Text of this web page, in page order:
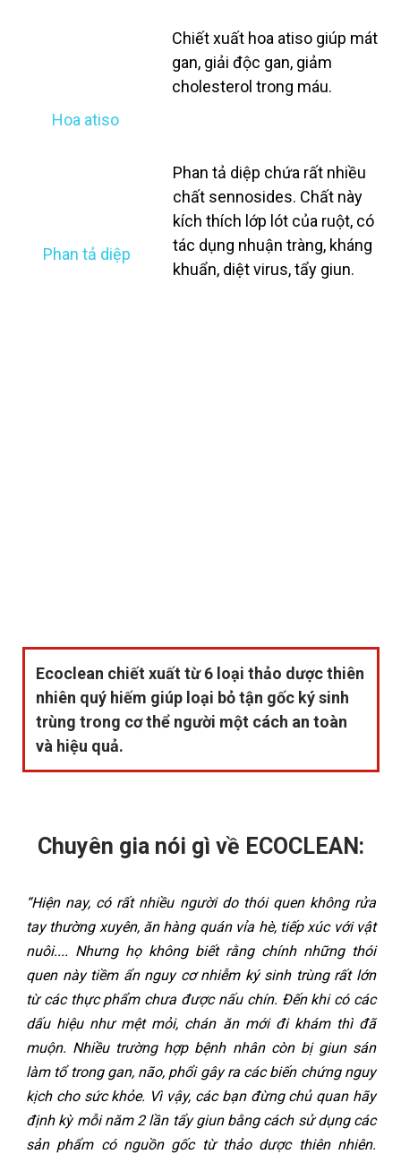
Phan tả diệp
Phan tả diệp chứa rất nhiều
chất sennosides. Chất này
kích thích lớp lót của ruột, có
tác dụng nhuận tràng, kháng
khuẩn, diệt virus, tẩy giun.
Hoa atiso
Chiết xuất hoa atiso giúp mát
gan, giải độc gan, giảm
cholesterol trong máu.
Ecoclean chiết xuất từ 6 loại thảo dược thiên
nhiên quý hiếm giúp loại bỏ tận gốc ký sinh
trùng trong cơ thể người một cách an toàn
và hiệu quả.
Chuyên gia nói gì về ECOCLEAN:
“Hiện nay, có rất nhiều người do thói quen không rửa
tay thường xuyên, ăn hàng quán vỉa hè, tiếp xúc với vật
nuôi.... Nhưng họ không biết rằng chính những thói
quen này tiềm ẩn nguy cơ nhiễm ký sinh trùng rất lớn
từ các thực phẩm chưa được nấu chín. Đến khi có các
dấu hiệu như mệt mỏi, chán ăn mới đi khám thì đã
muộn. Nhiều trường hợp bệnh nhân còn bị giun sán
làm tổ trong gan, não, phổi gây ra các biến chứng nguy
kịch cho sức khỏe. Vì vậy, các bạn đừng chủ quan hãy
định kỳ mỗi năm 2 lần tẩy giun bằng cách sử dụng các
sản phẩm có nguồn gốc từ thảo dược thiên nhiên.